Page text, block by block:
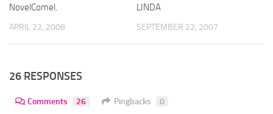
NovelComel.
APRIL 22, 2008
LINDA
SEPTEMBER 22, 2007
26 RESPONSES
Comments 26 Pingbacks 0